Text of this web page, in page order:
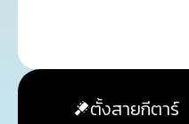
ตั้งสายกีตาร์